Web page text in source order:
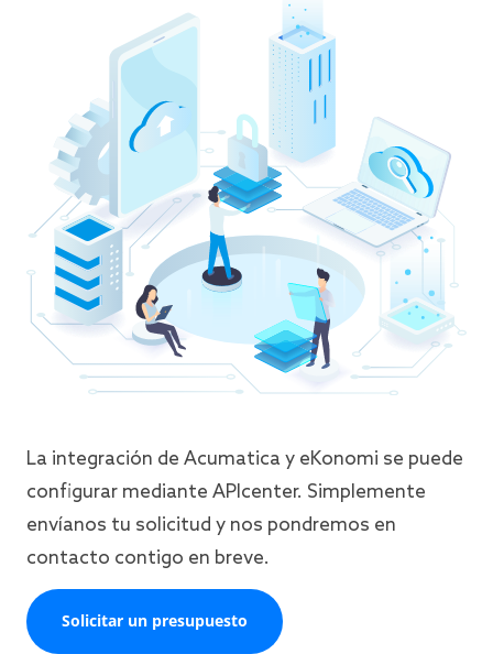
La integración de Acumatica y eKonomi se puede
configurar mediante APIcenter. Simplemente
envíanos tu solicitud y nos pondremos en
contacto contigo en breve.
Solicitar un presupuesto